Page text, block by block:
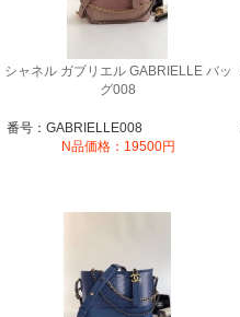
シャネル ガブリエル GABRIELLE バッ
グ008
番号：GABRIELLE008
N品価格：19500円